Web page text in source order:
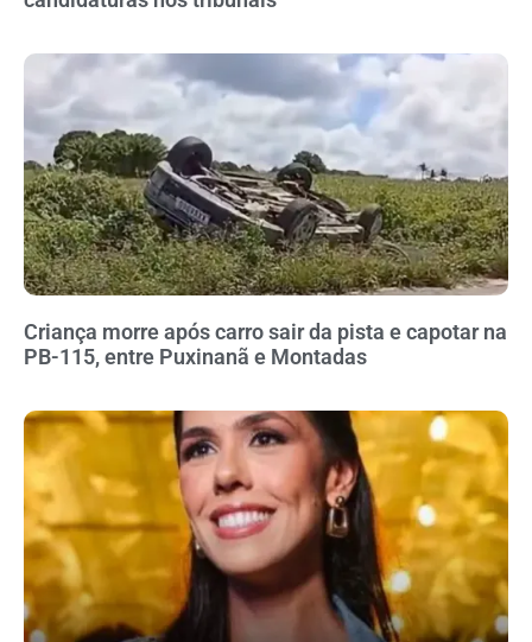
Criança morre após carro sair da pista e capotar na
PB-115, entre Puxinanã e Montadas